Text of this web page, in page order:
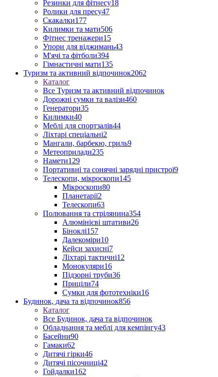
Резинки для фітнесу18
Ролики для пресу47
Скакалки177
Килимки та мати506
Фітнес тренажери15
Упори для віджимань43
М'ячі та фітболи394
Гімнастичні мати135
Туризм та активний відпочинок2062
Каталог
Все Туризм та активний відпочинок
Дорожні сумки та валізи460
Генератори35
Килимки40
Меблі для спортзалів44
Ліхтарі спеціальні2
Мангали, барбекю, гриль9
Метеоприлади235
Намети129
Портативні та сонячні зарядні пристрої9
Телескопи, мікроскопи145
Мікроскопи80
Планетарії2
Телескопи63
Полювання та стрілянина354
Алюмінієві штативи26
Біноклі157
Далекоміри10
Кейси захисні7
Ліхтарі тактичні12
Монокуляри16
Підзорні труби36
Приціли74
Сумки для фототехніки16
Будинок, дача та відпочинок856
Каталог
Все Будинок, дача та відпочинок
Обладнання та меблі для кемпінгу43
Басейни90
Гамаки62
Дитячі гірки46
Дитячі пісочниці42
Гойдалки162